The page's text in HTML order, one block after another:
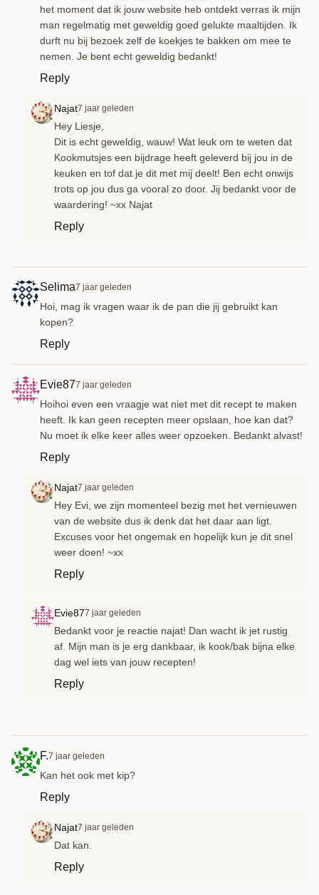
het moment dat ik jouw website heb ontdekt verras ik mijn
man regelmatig met geweldig goed gelukte maaltijden. Ik
durft nu bij bezoek zelf de koekjes te bakken om mee te
nemen. Je bent echt geweldig bedankt!
Reply
Najat7 jaar geleden
Hey Liesje,
Dit is echt geweldig, wauw! Wat leuk om te weten dat
Kookmutsjes een bijdrage heeft geleverd bij jou in de
keuken en tof dat je dit met mij deelt! Ben echt onwijs
trots op jou dus ga vooral zo door. Jij bedankt voor de
waardering! ~xx Najat
Reply
Selima7 jaar geleden
Hoi, mag ik vragen waar ik de pan die jij gebruikt kan
kopen?
Reply
Evie877 jaar geleden
Hoihoi even een vraagje wat niet met dit recept te maken
heeft. Ik kan geen recepten meer opslaan, hoe kan dat?
Nu moet ik elke keer alles weer opzoeken. Bedankt alvast!
Reply
Najat7 jaar geleden
Hey Evi, we zijn momenteel bezig met het vernieuwen
van de website dus ik denk dat het daar aan ligt.
Excuses voor het ongemak en hopelijk kun je dit snel
weer doen! ~xx
Reply
Evie877 jaar geleden
Bedankt voor je reactie najat! Dan wacht ik jet rustig
af. Mijn man is je erg dankbaar, ik kook/bak bijna elke
dag wel iets van jouw recepten!
Reply
F.7 jaar geleden
Kan het ook met kip?
Reply
Najat7 jaar geleden
Dat kan.
Reply